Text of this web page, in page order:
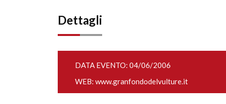
Dettagli
DATA EVENTO: 04/06/2006
WEB: www.granfondodelvulture.it